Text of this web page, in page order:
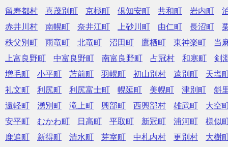
留寿都村
喜茂別町 京極町 倶知安町 共和町 岩内町
赤井川村
南幌町 奈井江町 上砂川町 由仁町 長沼町
秩父別町
雨竜町 北竜町 沼田町 鷹栖町 東神楽町
当
上富良野町
中富良野町 南富良野町 占冠村 和寒町
剣
増毛町
小平町 苫前町 羽幌町 初山別村 遠別町
天塩
礼文町
利尻町 利尻富士町 幌延町 美幌町 津別町
斜
遠軽町
湧別町 滝上町 興部町 西興部村 雄武町
大空
安平町
むかわ町 日高町 平取町 新冠町 浦河町
様似
鹿追町
新得町 清水町 芽室町 中札内村 更別村
大樹